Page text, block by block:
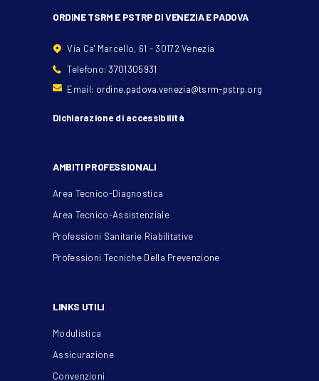
ORDINE TSRM E PSTRP DI VENEZIA E PADOVA
Via Ca' Marcello, 61 - 30172 Venezia
Telefono:3701305931
Email: ordine.padova.venezia@tsrm-pstrp.org
Dichiarazione di accessibilità
AMBITI PROFESSIONALI
Area Tecnico-Diagnostica
Area Tecnico-Assistenziale
Professioni Sanitarie Riabilitative
Professioni Tecniche Della Prevenzione
LINKS UTILI
Modulistica
Assicurazione
Convenzioni